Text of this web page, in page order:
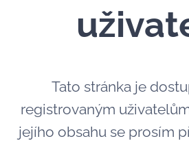
Tato stránka je
registrovaným
jejího obsahu se prosím